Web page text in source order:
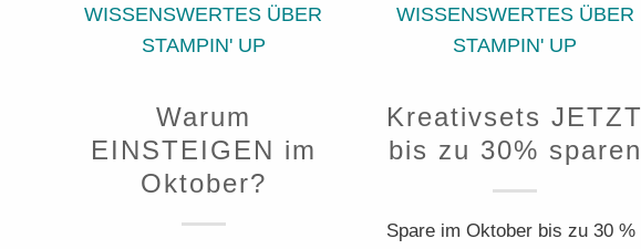
WISSENSWERTES ÜBER
STAMPIN' UP
Warum
EINSTEIGEN im
Oktober?
WISSENSWERTES ÜBER
STAMPIN' UP
Kreativsets JETZT
bis zu 30% sparen
Spare im Oktober bis zu 30 %